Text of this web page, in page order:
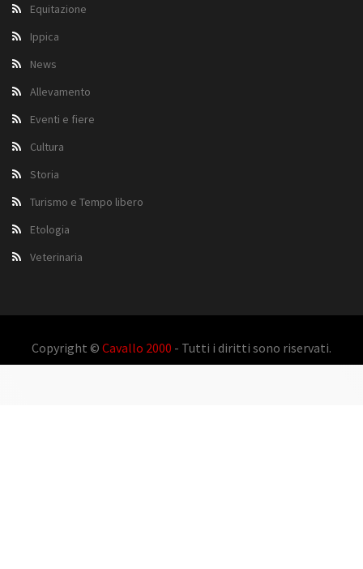
Equitazione
Ippica
News
Allevamento
Eventi e fiere
Cultura
Storia
Turismo e Tempo libero
Etologia
Veterinaria
Copyright © Cavallo 2000 - Tutti i diritti sono riservati.